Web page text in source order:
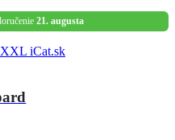
21. augusta